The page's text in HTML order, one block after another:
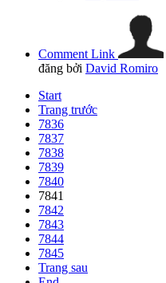
Comment Link
đăng bởi David Romiro
Start
Trang trước
7836
7837
7838
7839
7840
7841
7842
7843
7844
7845
Trang sau